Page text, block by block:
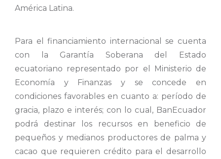
América Latina.
Para el financiamiento internacional se cuenta
con la Garantía Soberana del Estado
ecuatoriano representado por el Ministerio de
Economía y Finanzas y se concede en
condiciones favorables en cuanto a: período de
gracia, plazo e interés; con lo cual, BanEcuador
podrá destinar los recursos en beneficio de
pequeños y medianos productores de palma y
cacao que requieren crédito para el desarrollo